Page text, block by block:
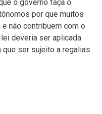
o governo faça o
por que muitos
não contribuem com o
deveria ser aplicada
ser sujeito a regalias